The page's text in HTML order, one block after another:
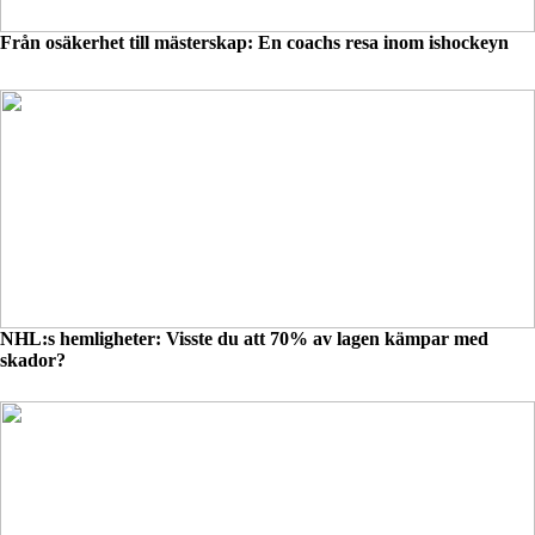
Från osäkerhet till mästerskap: En coachs resa inom ishockeyn
NHL:s hemligheter: Visste du att 70% av lagen kämpar med
skador?